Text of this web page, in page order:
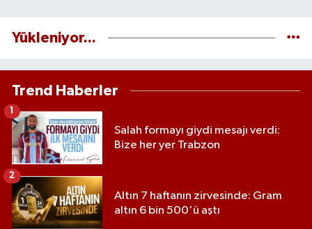
Yükleniyor...
Trend Haberler
Salah formayı giydi mesajı verdi:
Bize her yer Trabzon
Altın 7 haftanın zirvesinde: Gram
altın 6 bin 500'ü aştı
2